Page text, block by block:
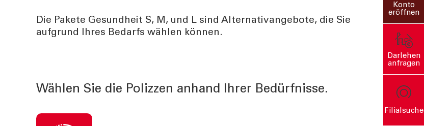
Konto
eröffnen
Darlehen
anfragen
Filialsuche
Die Pakete Gesundheit S, M, und L sind Alternativangebote, die Sie
aufgrund Ihres Bedarfs wählen können.
Wählen Sie die Polizzen anhand Ihrer Bedürfnisse.